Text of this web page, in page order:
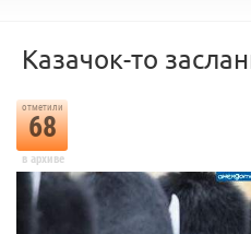
Казачок-то
отметили
68
в архиве